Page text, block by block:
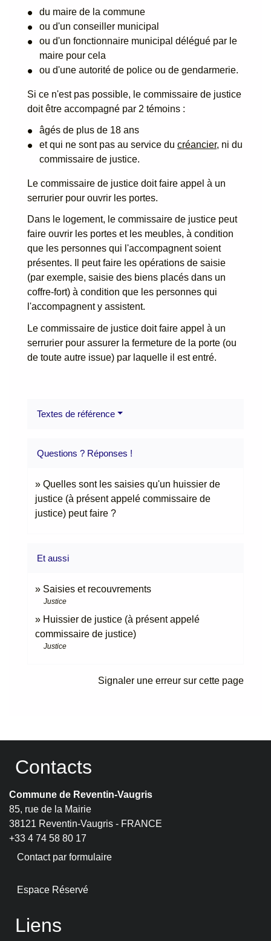
du maire de la commune
ou d'un conseiller municipal
ou d'un fonctionnaire municipal délégué par le
maire pour cela
ou d'une autorité de police ou de gendarmerie.
Si ce n'est pas possible, le commissaire de justice
doit être accompagné par 2 témoins :
âgés de plus de 18 ans
et qui ne sont pas au service du créancier, ni du
commissaire de justice.
Le commissaire de justice doit faire appel à un
serrurier pour ouvrir les portes.
Dans le logement, le commissaire de justice peut
faire ouvrir les portes et les meubles, à condition
que les personnes qui l'accompagnent soient
présentes. Il peut faire les opérations de saisie
(par exemple, saisie des biens placés dans un
coffre-fort) à condition que les personnes qui
l'accompagnent y assistent.
Le commissaire de justice doit faire appel à un
serrurier pour assurer la fermeture de la porte (ou
de toute autre issue) par laquelle il est entré.
Textes de référence
Questions ? Réponses !
Quelles sont les saisies qu'un huissier de
justice (à présent appelé commissaire de
justice) peut faire ?
Et aussi
Saisies et recouvrements
Justice
Huissier de justice (à présent appelé
commissaire de justice)
Justice
Signaler une erreur sur cette page
Contacts
Commune de Reventin-Vaugris
85, rue de la Mairie
38121 Reventin-Vaugris - FRANCE
+33 4 74 58 80 17
Contact par formulaire
Espace Réservé
Liens